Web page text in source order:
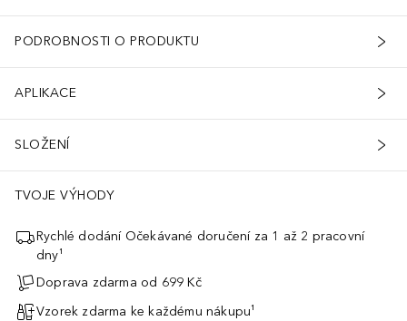
PODROBNOSTI O PRODUKTU
APLIKACE
SLOŽENÍ
TVOJE VÝHODY
Rychlé dodání Očekávané doručení za 1 až 2 pracovní
dny¹
Doprava zdarma od 699 Kč
Vzorek zdarma ke každému nákupu¹